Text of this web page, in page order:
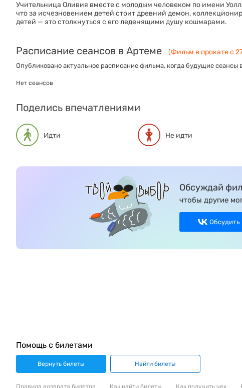
Учительница Оливия вместе с молодым человеком по имени
что за исчезновением детей стоит древний демон,
детей — это столкнуться с его леденящими душу кошмарами.
Расписание сеансов в Артеме (Фильм в прокате с
Опубликовано актуальное расписание фильма, когда будущие сеансы
Нет сеансов
Поделись впечатлениями
Идти Не идти
Обсуждай
чтобы другие
Обсудить
Помощь с билетами
Вернуть билеты Найти билеты
Правила возврата билетов Как найти билеты Как получить чек